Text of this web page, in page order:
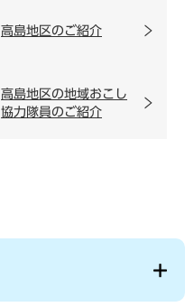
高島地区のご紹介
高島地区の地域おこし
協力隊員のご紹介